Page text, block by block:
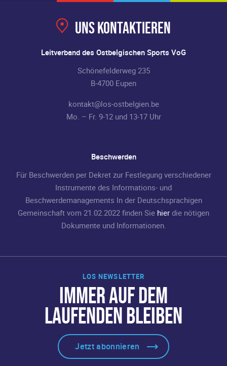
LOS NEWSLETTER
IMMER AUF DEM
LAUFENDEN BLEIBEN
Jetzt abonnieren
Uns kontaktieren
Leitverband des Ostbelgischen Sports VoG
Schönefelderweg 235
B-4700 Eupen
kontakt@los-ostbelgien.be
Mo. – Fr. 9-12 und 13-17 Uhr
Beschwerden
Für Beschwerden per Dekret zur Festlegung verschiedener
Instrumente des Informations- und
Beschwerdemanagements In der Deutschsprachigen
Gemeinschaft vom 21.02.2022 finden Sie hier die nötigen
Dokumente und Informationen.